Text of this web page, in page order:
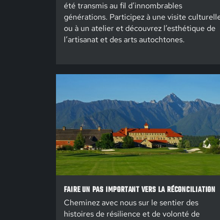
été transmis au fil d’innombrables
générations. Participez à une visite
ou à un atelier et découvrez l’esthétique de
l’artisanat et des arts autochtones.
FAIRE UN PAS IMPORTANT VERS LA RÉCONCILIATION
Cheminez avec nous sur le sentier des
histoires de résilience et de volonté de